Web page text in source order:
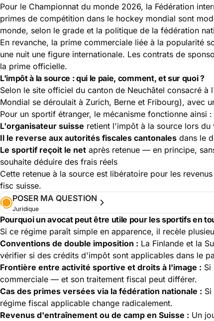
Pour le Championnat du monde 2026, la Fédération
primes de compétition dans le hockey mondial sont
monde, selon le grade et la politique de la fédération
En revanche, la prime commerciale liée à la popularité
une nuit une figure internationale. Les contrats de
la prime officielle.
L'impôt à la source : qui le paie, comment, et sur quoi ?
Selon le site officiel du canton de Neuchâtel consacré à
Mondial se déroulait à Zurich, Berne et Fribourg), avec
Pour un sportif étranger, le mécanisme fonctionne ainsi :
L'organisateur suisse retient l'impôt à la source lors du
Il le reverse aux autorités fiscales cantonales dans le
Le sportif reçoit le net après retenue — en principe,
souhaite déduire des frais réels
Cette retenue à la source est libératoire pour les
fisc suisse.
POSER MA QUESTION
Juridique
Pourquoi un avocat peut être utile pour les sportifs en
Si ce régime paraît simple en apparence, il recèle
Conventions de double imposition : La Finlande et la
vérifier si des crédits d'impôt sont applicables dans le
Frontière entre activité sportive et droits à l'image : Si
commerciale — et son traitement fiscal peut différer.
Cas des primes versées via la fédération nationale :
régime fiscal applicable change radicalement.
Revenus d'entraînement ou de camp en Suisse : Un